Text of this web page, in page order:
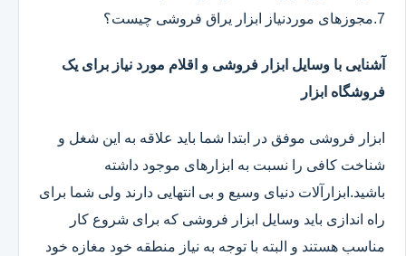
7.مجوزهای موردنیاز ابزار یراق فروشی چیست؟
آشنایی با وسایل ابزار فروشی و اقلام مورد نیاز برای یک
فروشگاه ابزار
ابزار فروشی موفق در ابتدا شما باید علاقه به این شغل و
شناخت کافی را نسبت به ابزارهای موجود داشته
باشید.ابزارآلات دنیای وسیع و بی انتهایی دارند ولی شما برای
راه اندازی باید وسایل ابزار فروشی که برای شروع کار
مناسب هستند و البته با توجه به نیاز منطقه خود مغازه خود